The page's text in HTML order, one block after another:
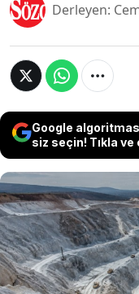
Derleyen:
Google
siz seçin! Tıkla ve
Elektrikli
olan talep
projelerinden
Demokratik
Lityum